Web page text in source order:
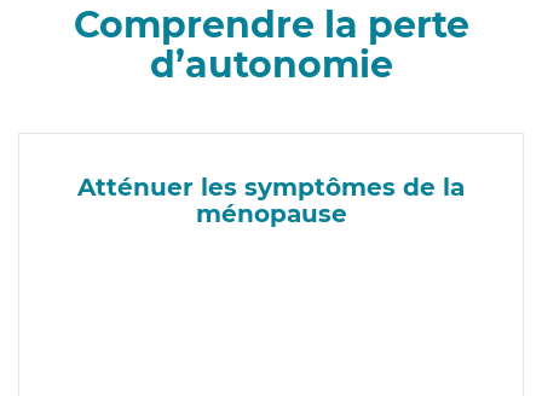
Comprendre la perte
d’autonomie
Atténuer les symptômes de la
ménopause